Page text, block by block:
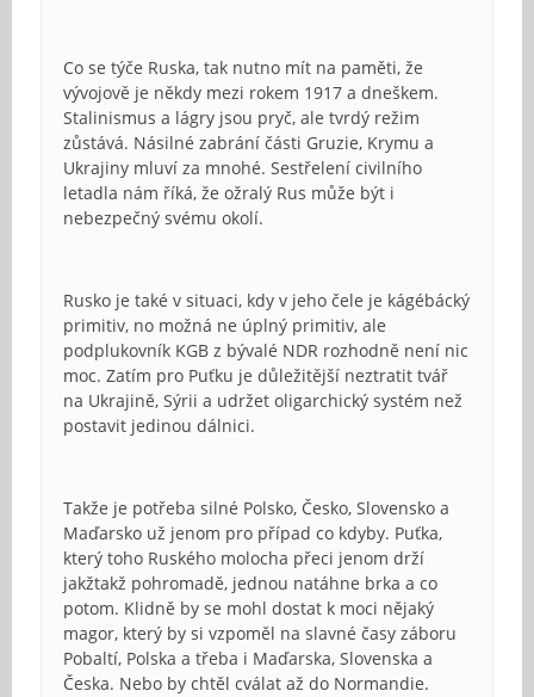
Co se týče Ruska, tak nutno mít na paměti, že
vývojově je někdy mezi rokem 1917 a dneškem.
Stalinismus a lágry jsou pryč, ale tvrdý režim
zůstává. Násilné zabrání části Gruzie, Krymu a
Ukrajiny mluví za mnohé. Sestřelení civilního
letadla nám říká, že ožralý Rus může být i
nebezpečný svému okolí.
Rusko je také v situaci, kdy v jeho čele je kágébácký
primitiv, no možná ne úplný primitiv, ale
podplukovník KGB z bývalé NDR rozhodně není nic
moc. Zatím pro Puťku je důležitější neztratit tvář
na Ukrajině, Sýrii a udržet oligarchický systém než
postavit jedinou dálnici.
Takže je potřeba silné Polsko, Česko, Slovensko a
Maďarsko už jenom pro případ co kdyby. Puťka,
který toho Ruského molocha přeci jenom drží
jakžtakž pohromadě, jednou natáhne brka a co
potom. Klidně by se mohl dostat k moci nějaký
magor, který by si vzpoměl na slavné časy záboru
Pobaltí, Polska a třeba i Maďarska, Slovenska a
Česka. Nebo by chtěl cválat až do Normandie.